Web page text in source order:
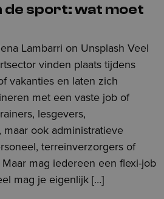
de sport: wat moet
Lambarri on Unsplash ​Veel
vinden plaats tijdens
vakanties en laten zich
met een vaste job of
lesgevers,
ook administratieve
terreinverzorgers of
mag iedereen een flexi-job
mag je eigenlijk […]